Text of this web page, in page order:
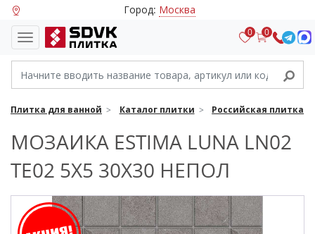
Город: Москва
0 0
Плитка для ванной Каталог плитки Российская плитка
МОЗАИКА ESTIMA LUNA LN02
TE02 5X5 30X30 НЕПОЛ